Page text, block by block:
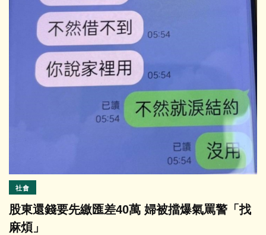
社會
股東還錢要先繳匯差40萬 婦被擋爆氣罵警「找
麻煩」